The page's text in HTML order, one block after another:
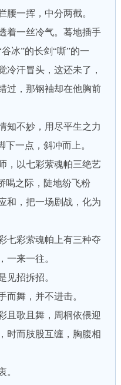
腰一挥，中分两截。
一丝冷气。蓦地插手
冰”的长剑“嘶”的一
冷汗冒头，这还未了，
过，那钢袖却在他胸前
不妙，用尽平生之力
下一点，斜冲而上。
以七彩萦魂帕三绝艺
喝之际，陡地纷飞粉
和，把一场剧战，化为
彩萦魂帕上有三种夺
一来一往。
招拆招。
舞，并不进击。
歌且舞，周桐依偎迎
时而肢股互缠，胸腹相